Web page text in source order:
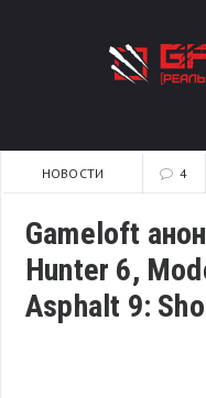
НОВОСТИ 4
Gameloft
Hunter 6,
Asphalt 9: